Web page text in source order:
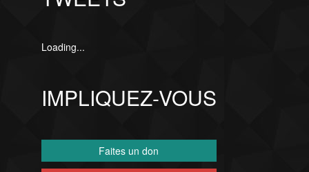
Loading...
IMPLIQUEZ-VOUS
Faites un don